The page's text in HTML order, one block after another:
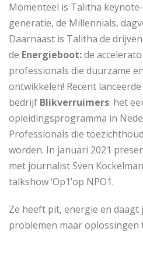
Momenteel is Talitha
generatie, de Millennials,
Daarnaast is Talitha de
de Energieboot:de
professionals die duurzame
ontwikkelen! Recent
bedrijf Blikverruimers: het
opleidingsprogramma in
Professionals die
worden. In januari 2021
met journalist Sven
talkshow ‘Op1’op NPO1.
Ze heeft pit, energie en daagt
problemen maar oplossingen